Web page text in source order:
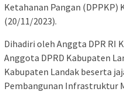
Ketahanan Pangan (DPPKP)
(20/11/2023).
Dihadiri oleh Anggta DPR RI
Anggota DPRD Kabupaten
Kabupaten Landak beserta
Pembangunan Infrastruktur